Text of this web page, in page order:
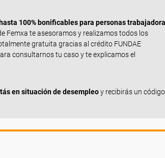
hasta 100% bonificables para personas
Femxa te asesoramos y realizamos todos los
gratuita gracias al crédito FUNDAE
consultarnos tu caso y te explicamos el
en situación de desempleoy recibirás un código